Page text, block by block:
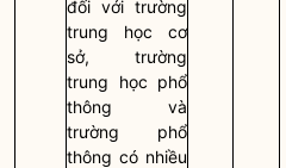
đối với trường
trung học cơ
sở, trường
trung học phổ
thông và
trường phổ
thông có nhiều